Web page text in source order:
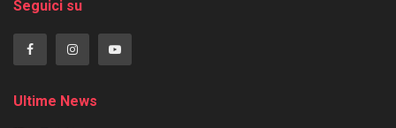
Seguici su
Ultime News